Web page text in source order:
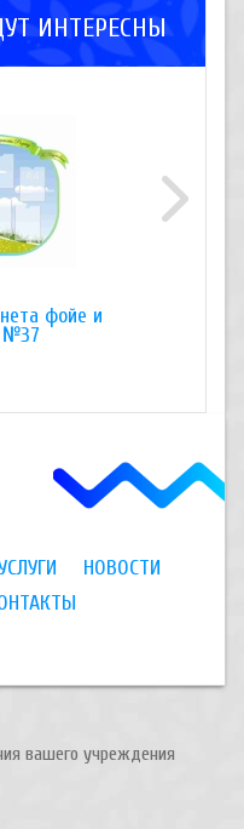
ИНТЕРЕСНЫ
фойе и
№37
НОВОСТИ
вашего учреждения